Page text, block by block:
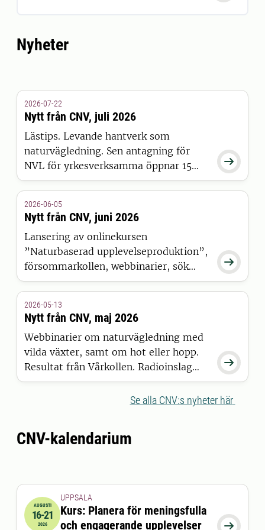
Nyheter

2026-07-22
Nytt från CNV, juli 2026
Lästips. Levande hantverk som
naturvägledning. Sen antagning för
NVL för yrkesverksamma öppnar 15
juli. Naturlyftet för guider i Södra

2026-06-05
Nytt från CNV, juni 2026
Lansering av onlinekursen
”Naturbaserad upplevelseproduktion”,
försommarkollen, webbinarier, sök
jobb på CNV – och mycket mer.

2026-05-13
Nytt från CNV, maj 2026
Webbinarier om naturvägledning med
vilda växter, samt om hot eller hopp.
Resultat från Vårkollen. Radioinslag
om ekologisk pilgrimsvandring.
Spännande kurser på gång!Se alla CNV:s nyheter här
CNV-kalendarium
2026-08-16 00:00:00till2026-08-21 00:00:00
AUGUSTI
16-21
2026 
UPPSALA
Kurs: Planera för meningsfulla
och engagerande upplevelser